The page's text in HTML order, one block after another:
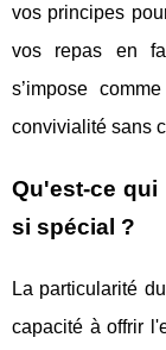
vos principes
vos repas en
s’impose
convivialité sans
Qu'est-ce
si spécial ?
La particularité
capacité à offrir